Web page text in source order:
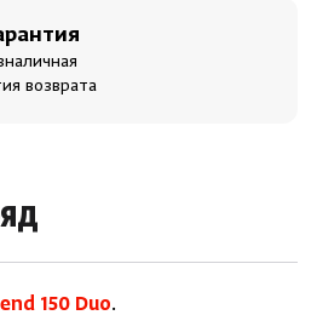
возврата
150 Duo.